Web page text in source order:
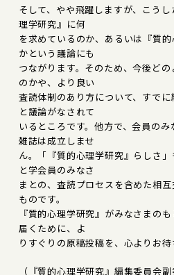
そして、やや飛躍しますが、こう
理学研究』に何
を求めているのか、あるいは『質
かという議論にも
つながります。そのため、今後ど
のかや、より良い
査読体制のあり方について、すで
と議論がなされて
いるところです。他方で、会員の
雑誌は成立しませ
ん。「『質的心理学研究』らしさ
と学会員のみなさ
まとの、査読プロセスを含めた相
ものです。
『質的心理学研究』がみなさまの
届くために、よ
りすぐりの原稿投稿を、心よりお待
（『質的心理学研究』編集委員会